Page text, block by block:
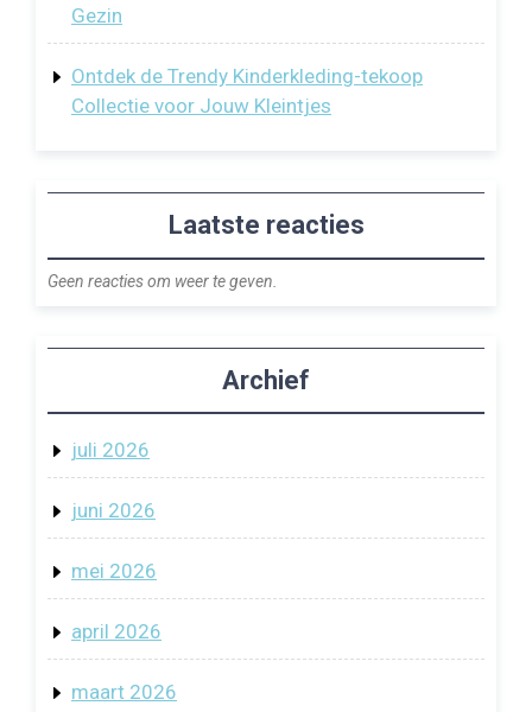
Gezin
Ontdek de Trendy Kinderkleding-tekoop
Collectie voor Jouw Kleintjes
Laatste reacties
Geen reacties om weer te geven.
Archief
juli 2026
juni 2026
mei 2026
april 2026
maart 2026